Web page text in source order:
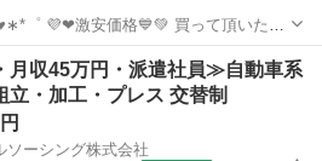
安価格💙💚 買って頂いた方
さいませm(_ _)m 何でも答えれる事なら致します。 他にもオークシ...
その他
収45万円・派遣社員≫自動車系
立・加工・プレス 交替制
ソーシング株式会社